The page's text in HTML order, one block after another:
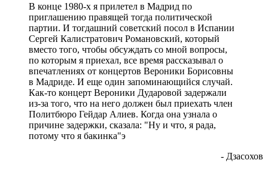
В конце 1980-х я прилетел в Мадрид по
приглашению правящей тогда политической
партии. И тогдашний советский посол в Испании
Сергей Калистратович Романовский, который
вместо того, чтобы обсуждать со мной вопросы,
по которым я приехал, все время рассказывал о
впечатлениях от концертов Вероники Борисовны
в Мадриде. И еще один запоминающийся случай.
Как-то концерт Вероники Дударовой задержали
из-за того, что на него должен был приехать член
Политбюро Гейдар Алиев. Когда она узнала о
причине задержки, сказала: "Ну и что, я рада,
потому что я бакинка"э
- Дзасохов